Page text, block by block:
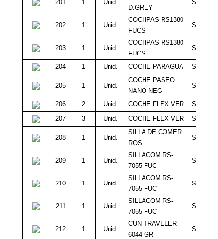
201 1 Unid.
D.GREY
Sin
202 1 Unid.
COCHPAS RS1380
FUCS
Sin
203 1 Unid.
COCHPAS RS1380
FUCS
Sin
204 1 Unid. COCHE PARAGUA Sin
205 1 Unid.
COCHE PASEO
NANO NEG
Sin
206 2 Unid. COCHE FLEX VER
Sin
207
3 Unid. COCHE FLEX VER Sin
208 1 Unid.
SILLA DE COMER
ROS
Sin
209 1 Unid.
SILLACOM RS-
7055 FUC
Sin
210 1 Unid.
SILLACOM RS-
7055 FUC
Sin
211 1 Unid.
SILLACOM RS-
7055 FUC
Sin
212 1 Unid.
CUN TRAVELER
6044 GR
Sin